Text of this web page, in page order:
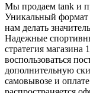
Мы продаем tank и
Уникальный формат
нам делать
Надежные
стратегия
воспользоваться
дополнительную
самовывозе и